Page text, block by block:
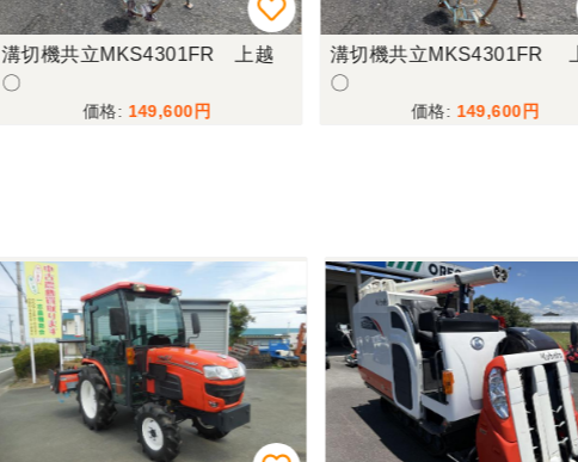
溝切機共立MKS4301FR 上越
〇
149,600
溝切機共立MKS4301FR
〇
149,600